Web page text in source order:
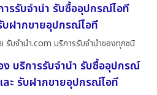
รรับจำนำ รับซื้ออุปกรณ์ไอที
บฝากขายอุปกรณ์ไอที
รับจํานํา.com บริการรับจำนำของทุกชนิ
บริการรับจำนำ รับซื้ออุปกรณ์
ะ รับฝากขายอุปกรณ์ไอที